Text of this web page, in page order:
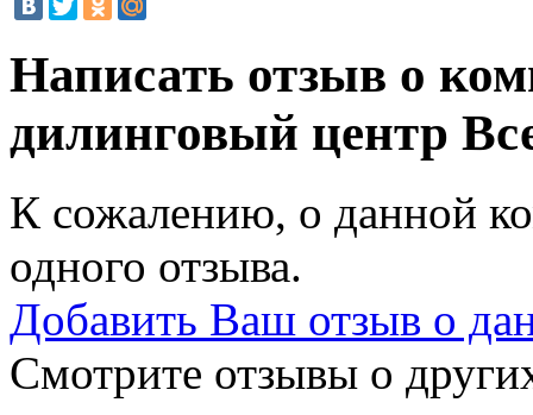
Написать отзыв о
дилинговый центр
К сожалению, о данной
одного отзыва.
Добавить Ваш отзыв о
Смотрите отзывы о